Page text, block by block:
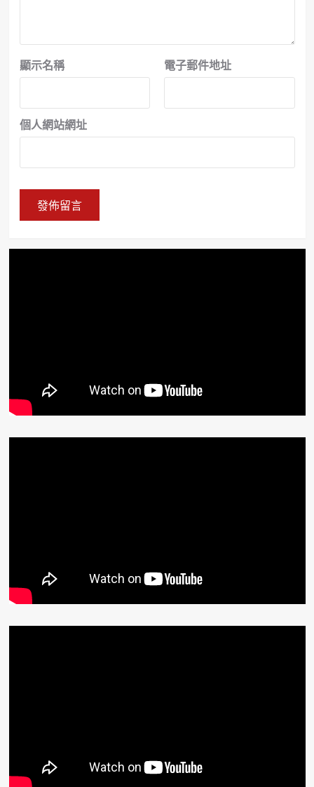
顯示名稱 電子郵件地址
個人網站網址